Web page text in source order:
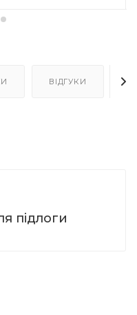
ВІДГУКИ
підлоги